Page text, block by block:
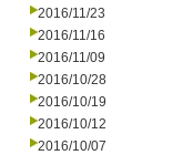
2016/11/23
2016/11/16
2016/11/09
2016/10/28
2016/10/19
2016/10/12
2016/10/07